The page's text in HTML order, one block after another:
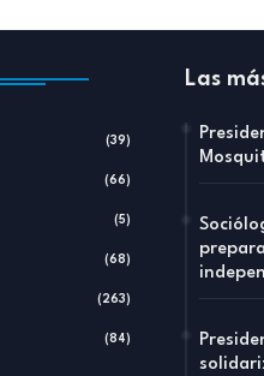
(39)
(66)
(5)
(68)
(263)
(84)
Las